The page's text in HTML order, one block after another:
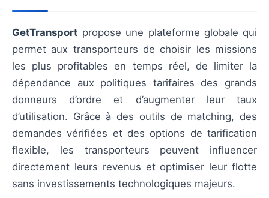
GetTransport propose une plateforme globale qui
permet aux transporteurs de choisir les missions
les plus profitables en temps réel, de limiter la
dépendance aux politiques tarifaires des grands
donneurs d’ordre et d’augmenter leur taux
d’utilisation. Grâce à des outils de matching, des
demandes vérifiées et des options de tarification
flexible, les transporteurs peuvent influencer
directement leurs revenus et optimiser leur flotte
sans investissements technologiques majeurs.